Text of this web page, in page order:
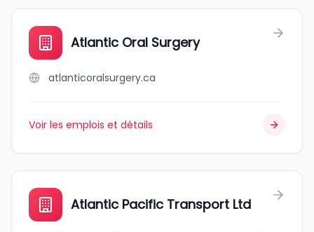
Atlantic Oral Surgery
atlanticoralsurgery.ca
Voir les emplois et détails
Atlantic Pacific Transport Ltd